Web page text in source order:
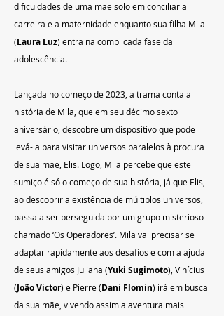
dificuldades de uma mãe solo em conciliar a
carreira e a maternidade enquanto sua filha Mila
(Laura Luz) entra na complicada fase da
adolescência.
Lançada no começo de 2023, a trama conta a
história de Mila, que em seu décimo sexto
aniversário, descobre um dispositivo que pode
levá-la para visitar universos paralelos à procura
de sua mãe, Elis. Logo, Mila percebe que este
sumiço é só o começo de sua história, já que Elis,
ao descobrir a existência de múltiplos universos,
passa a ser perseguida por um grupo misterioso
chamado ‘Os Operadores’. Mila vai precisar se
adaptar rapidamente aos desafios e com a ajuda
de seus amigos Juliana (Yuki Sugimoto), Vinícius
(João Victor) e Pierre (Dani Flomin) irá em busca
da sua mãe, vivendo assim a aventura mais